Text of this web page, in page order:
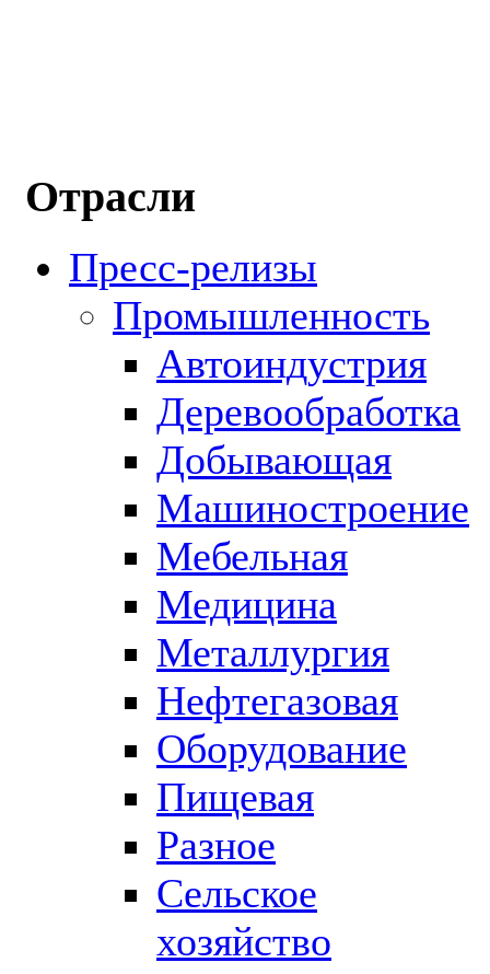
Отрасли
Пресс-релизы
Промышленность
Автоиндустрия
Деревообработка
Добывающая
Машиностроение
Мебельная
Медицина
Металлургия
Нефтегазовая
Оборудование
Пищевая
Разное
Сельское
хозяйство